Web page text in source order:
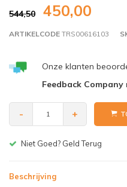
544,50 450,00
ARTIKELCODE TRS00616103
Onze klanten
Feedback Company
- +
Niet Goed? Geld Terug
Beschrijving